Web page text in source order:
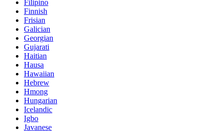
Filipino
Finnish
Frisian
Galician
Georgian
Gujarati
Haitian
Hausa
Hawaiian
Hebrew
Hmong
Hungarian
Icelandic
Igbo
Javanese